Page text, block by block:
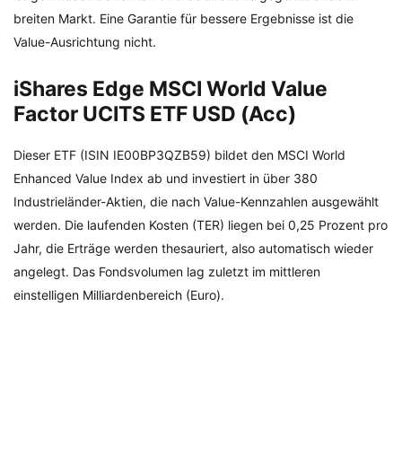
breiten Markt. Eine Garantie für bessere Ergebnisse ist die
Value-Ausrichtung nicht.
iShares Edge MSCI World Value
Factor UCITS ETF USD (Acc)
Dieser ETF (ISIN IE00BP3QZB59) bildet den MSCI World
Enhanced Value Index ab und investiert in über 380
Industrieländer-Aktien, die nach Value-Kennzahlen ausgewählt
werden. Die laufenden Kosten (TER) liegen bei 0,25 Prozent pro
Jahr, die Erträge werden thesauriert, also automatisch wieder
angelegt. Das Fondsvolumen lag zuletzt im mittleren
einstelligen Milliardenbereich (Euro).